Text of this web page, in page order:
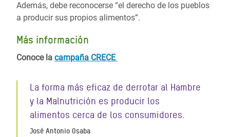
Además, debe reconocerse “el derecho de los pueblos
a producir sus propios alimentos”.
Más información
Conoce la campaña CRECE
La forma más eficaz de derrotar al Hambre
y la Malnutrición es producir los
alimentos cerca de los consumidores.
José Antonio Osaba